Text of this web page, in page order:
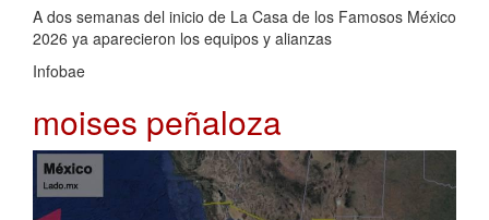
A dos semanas del inicio de La Casa de los Famosos México
2026 ya aparecieron los equipos y alianzas
Infobae
moises peñaloza